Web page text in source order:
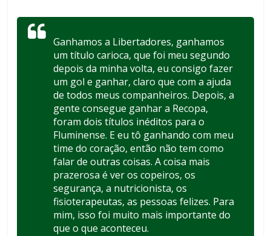
Ganhamos a Libertadores, ganhamos
um título carioca, que foi meu segundo
depois da minha volta, eu consigo fazer
um gol e ganhar, claro que com a ajuda
de todos meus companheiros. Depois, a
gente consegue ganhar a Recopa,
foram dois títulos inéditos para o
Fluminense. E eu tô ganhando com meu
time do coração, então não tem como
falar de outras coisas. A coisa mais
prazerosa é ver os copeiros, os
segurança, a nutricionista, os
fisioterapeutas, as pessoas felizes. Para
mim, isso foi muito mais importante do
que o que aconteceu.